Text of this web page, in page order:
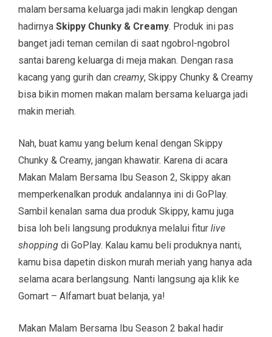
malam bersama keluarga jadi makin lengkap dengan
hadirnya Skippy Chunky & Creamy. Produk ini pas
banget jadi teman cemilan di saat ngobrol-ngobrol
santai bareng keluarga di meja makan. Dengan rasa
kacang yang gurih dan creamy, Skippy Chunky & Creamy
bisa bikin momen makan malam bersama keluarga jadi
makin meriah.
Nah, buat kamu yang belum kenal dengan Skippy
Chunky & Creamy, jangan khawatir. Karena di acara
Makan Malam Bersama Ibu Season 2, Skippy akan
memperkenalkan produk andalannya ini di GoPlay.
Sambil kenalan sama dua produk Skippy, kamu juga
bisa loh beli langsung produknya melalui fitur live
shopping di GoPlay. Kalau kamu beli produknya nanti,
kamu bisa dapetin diskon murah meriah yang hanya ada
selama acara berlangsung. Nanti langsung aja klik ke
Gomart – Alfamart buat belanja, ya!
Makan Malam Bersama Ibu Season 2 bakal hadir